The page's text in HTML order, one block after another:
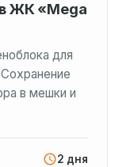
ЖК «Mega
для
в мешки и
2 дня